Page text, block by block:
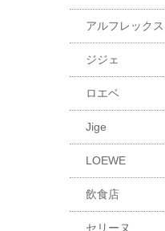
アルフレックス
ジジェ
ロエベ
Jige
LOEWE
飲食店
セリーヌ